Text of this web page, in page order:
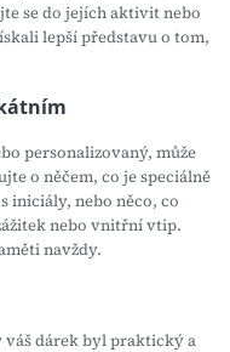
se do jejích aktivit nebo
lepší představu o tom,
personalizovaný, může
o něčem, co je speciálně
iniciály, nebo něco, co
nebo vnitřní vtip.
navždy.
váš dárek byl praktický a